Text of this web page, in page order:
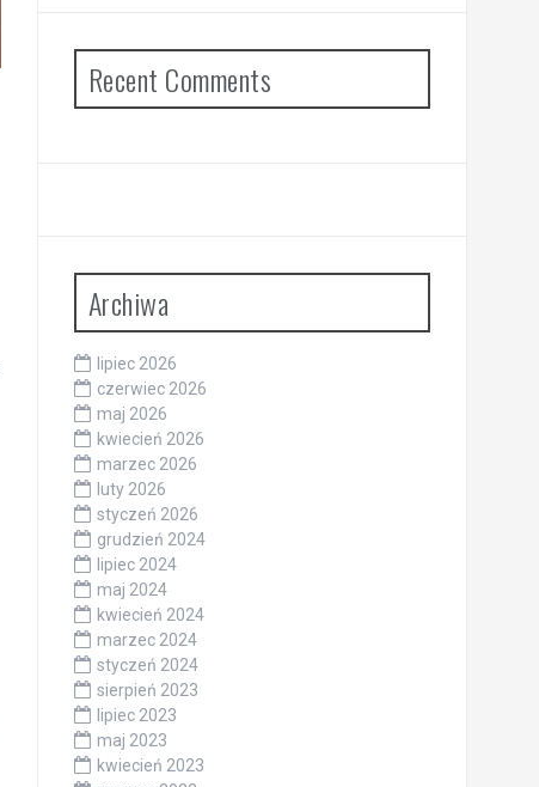
Recent Comments
Archiwa
lipiec 2026
czerwiec 2026
maj 2026
kwiecień 2026
marzec 2026
luty 2026
styczeń 2026
grudzień 2024
lipiec 2024
maj 2024
kwiecień 2024
marzec 2024
styczeń 2024
sierpień 2023
lipiec 2023
maj 2023
kwiecień 2023